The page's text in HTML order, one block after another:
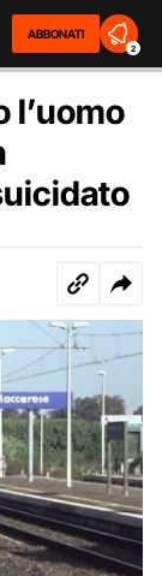
ABBONATI
2
l’uomo